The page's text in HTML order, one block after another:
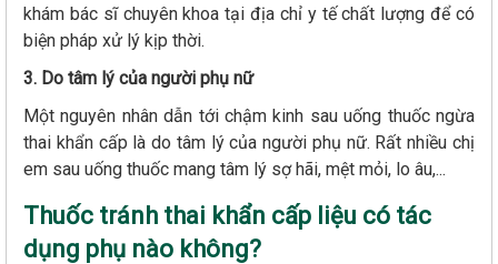
khám bác sĩ chuyên khoa tại địa chỉ y tế chất lượng để có
biện pháp xử lý kịp thời.
3. Do tâm lý của người phụ nữ
Một nguyên nhân dẫn tới chậm kinh sau uống thuốc ngừa
thai khẩn cấp là do tâm lý của người phụ nữ. Rất nhiều chị
em sau uống thuốc mang tâm lý sợ hãi, mệt mỏi, lo âu,...
Thuốc tránh thai khẩn cấp liệu có tác
dụng phụ nào không?